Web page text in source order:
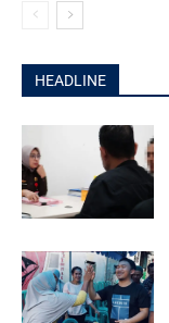
HEADLINE